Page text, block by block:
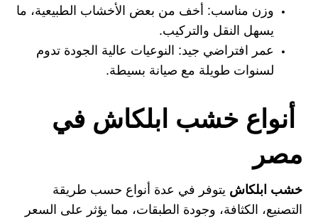
وزن مناسب: أخف من بعض الأخشاب الطبيعية، ما
يسهل النقل والتركيب.
عمر افتراضي جيد: النوعيات عالية الجودة تدوم
لسنوات طويلة مع صيانة بسيطة.
أنواع خشب ابلكاش في
مصر
خشب ابلكاش يتوفر في عدة أنواع حسب طريقة
التصنيع، الكثافة، وجودة الطبقات، مما يؤثر على السعر